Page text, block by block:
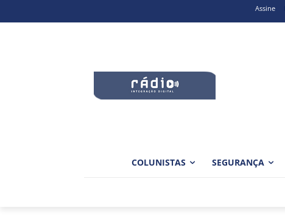
Assine
COLUNISTAS SEGURANÇA